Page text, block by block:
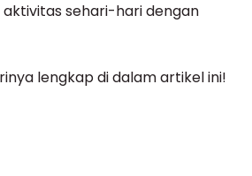
sehari-hari dengan
lengkap di dalam artikel ini!